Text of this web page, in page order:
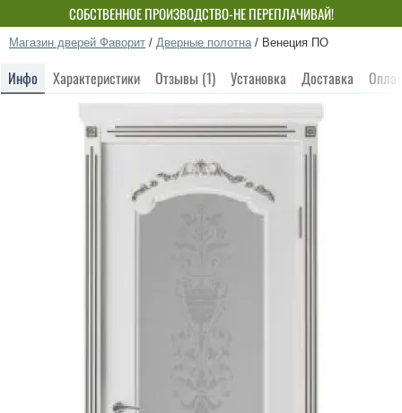
СОБСТВЕННОЕ ПРОИЗВОДСТВО-НЕ ПЕРЕПЛАЧИВАЙ!
Магазин дверей Фаворит / Дверные полотна / Венеция ПО
Инфо Характеристики Отзывы (1) Установка Доставка